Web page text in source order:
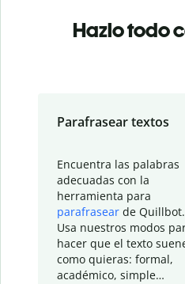
Hazlo todo
Parafrasear textos
Encuentra las palabras
adecuadas con la
herramienta para
parafrasear de Quillbot.
Usa nuestros modos
hacer que el texto
como quieras: formal,
académico, simple…